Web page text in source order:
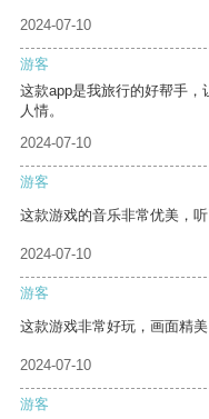
2024-07-10
游客
这款app是我旅行的好帮手
人情。
2024-07-10
游客
这款游戏的音乐非常优美，听
2024-07-10
游客
这款游戏非常好玩，画面精美
2024-07-10
游客